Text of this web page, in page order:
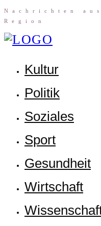
Nach­rich­ten
Region
Kul­tur
Poli­tik
Sozia­les
Sport
Gesund­heit
Wirt­schaft